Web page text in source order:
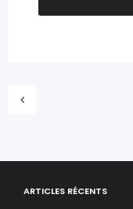
ARTICLES RÉCENTS